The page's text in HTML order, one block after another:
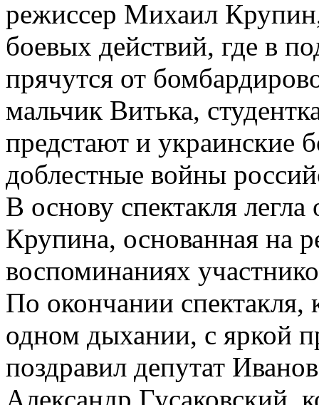
режиссер Михаил
боевых действий, где в
прячутся от
мальчик Витька,
предстают и украинские
доблестные войны
В основу спектакля
Крупина, основанная на
воспоминаниях
По окончании спектакля,
одном дыхании, с яркой
поздравил депутат
Александр Гусаковский,